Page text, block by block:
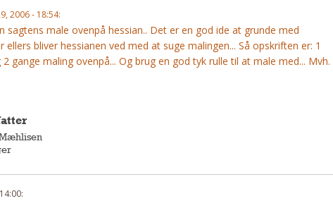
2006 - 18:54:
sagtens male ovenpå hessian.. Det er en god ide at grunde med
bliver hessianen ved med at suge malingen... Så opskriften er: 1
gange maling ovenpå... Og brug en god tyk rulle til at male med... Mvh.